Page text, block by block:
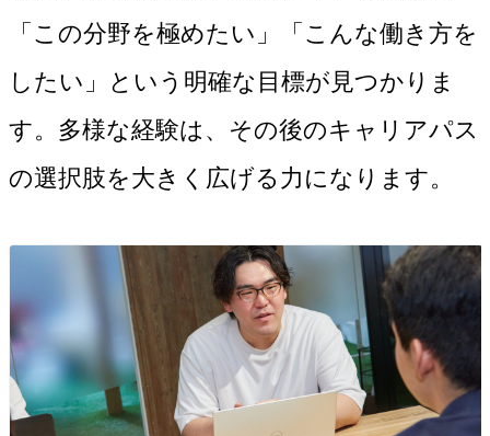
「この分野を極めたい」「こんな働き方を
したい」という明確な目標が見つかりま
す。多様な経験は、その後のキャリアパス